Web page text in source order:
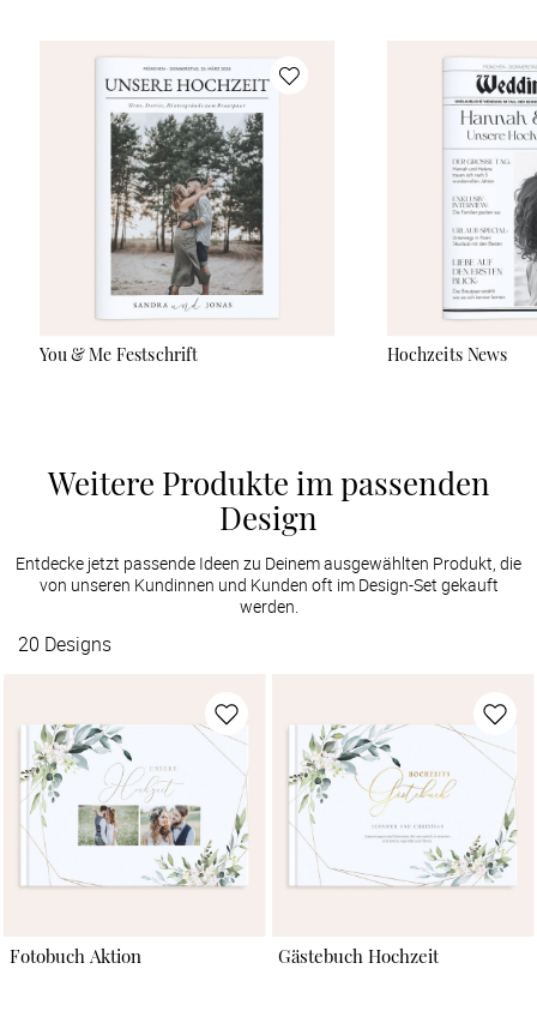
Bilderdruckpapier (170g/m²) gedruckt und mit einer stabilen
Rückstichheftung gebunden. Auf der letzten Seite (Rückseite)
wird unten mittig ein Barcode mit den Maßen (H)1x(B)3,5cm
gedruckt. Gefüllt mit Kinderfotos, Bildern des Kennenlernens,
Interviews von Verwandten und vielem mehr wird die Zeitung
zu einem Highlight der Feierlichkeit.
You & Me Festschrift Hochzeits News
Weitere Produkte im passenden
Design
Entdecke jetzt passende Ideen zu Deinem ausgewählten Produkt, die
von unseren Kundinnen und Kunden oft im Design-Set gekauft
werden.
20 Designs
Fotobuch Aktion Gästebuch Hochzeit